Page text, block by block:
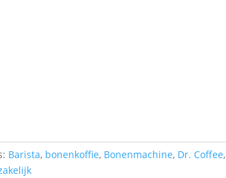
Barista, bonenkoffie, Bonenmachine, Dr. Coffee,